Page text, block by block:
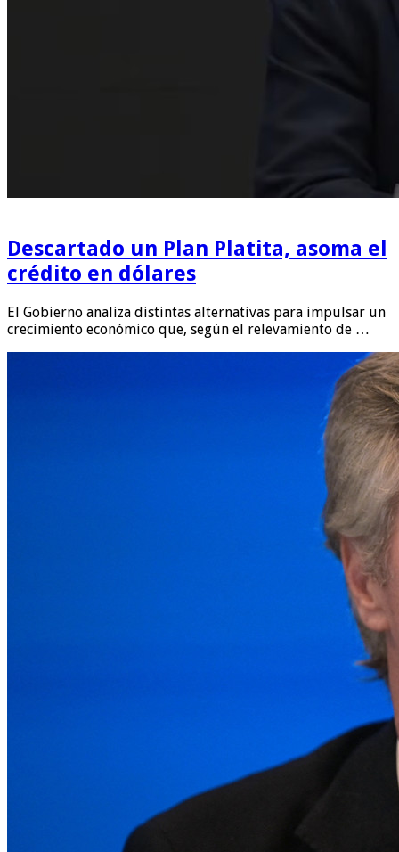
Descartado un Plan Platita, asoma el
crédito en dólares
El Gobierno analiza distintas alternativas para impulsar un
crecimiento económico que, según el relevamiento de …